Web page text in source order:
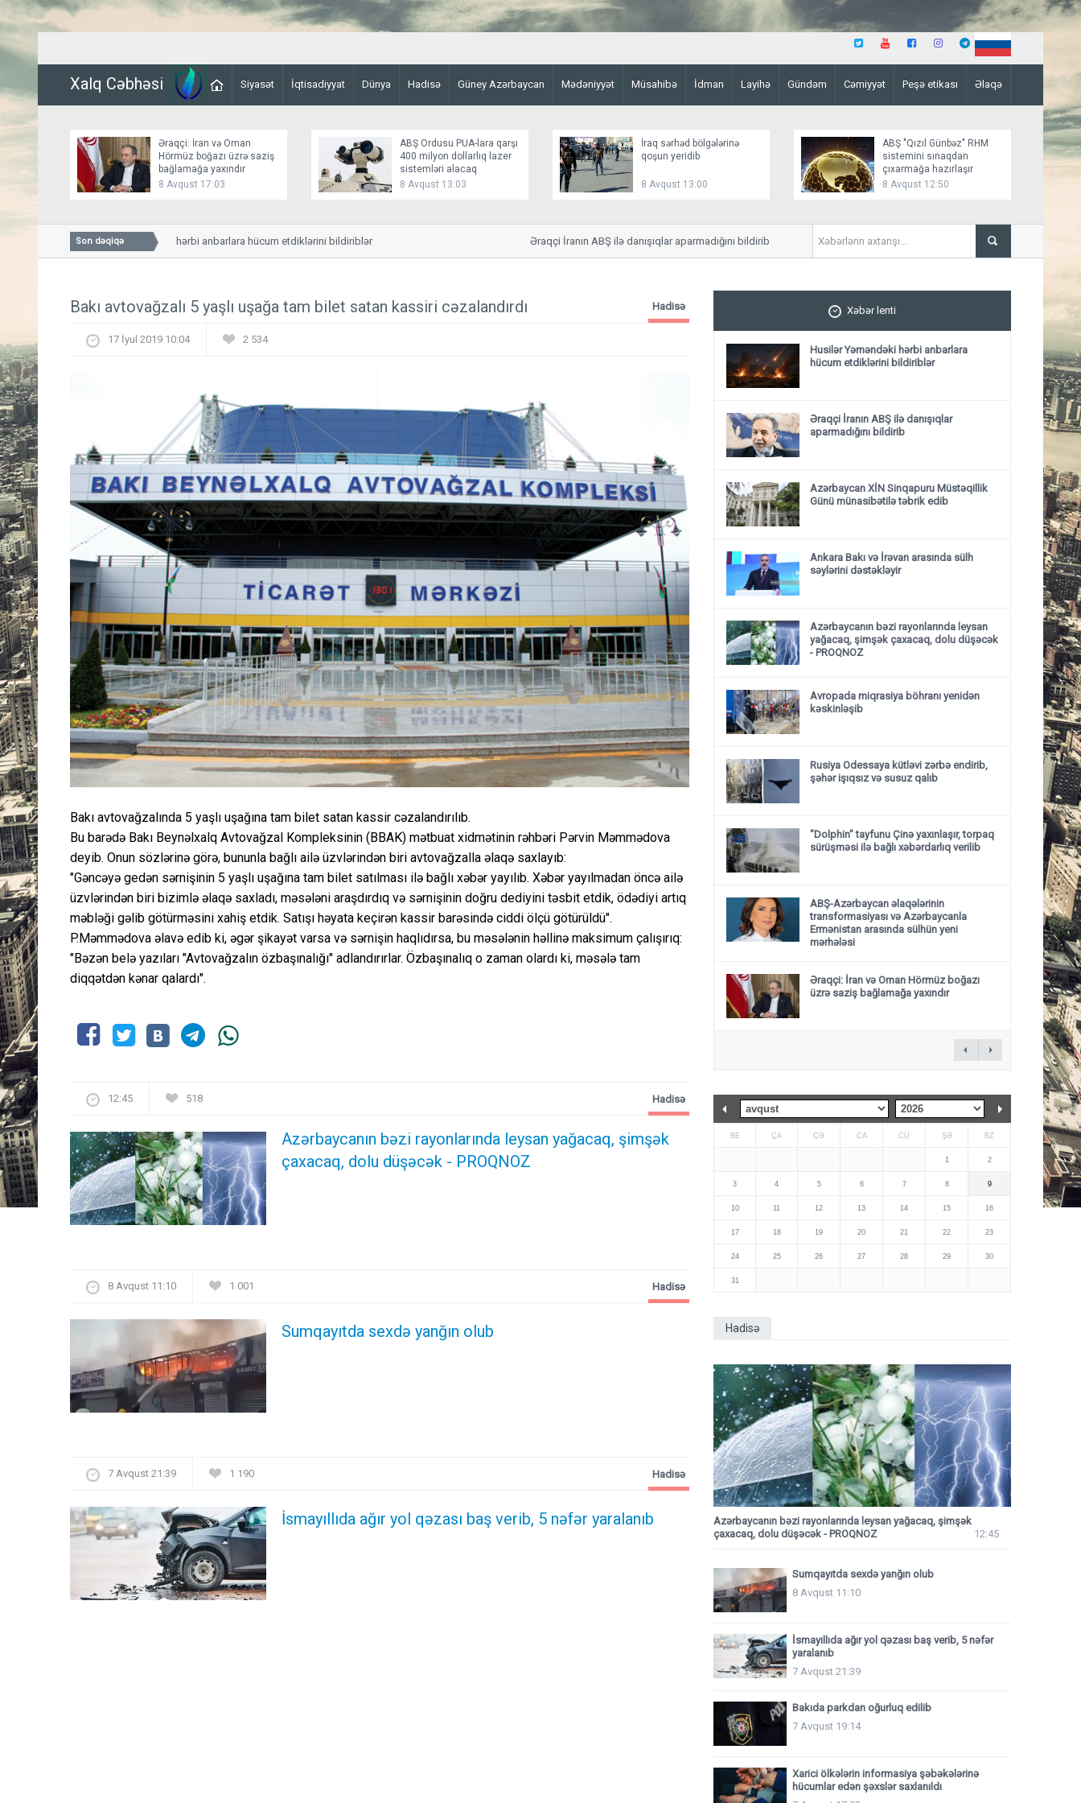
Xalq Cəbhəsi Siyasət İqtisadiyyat Dünya Hadisə Güney Azərbaycan Mədəniyyət Müsahibə İdman Layihə Gündəm Cəmiyyət Peşə etikası Əlaqə
Əraqçi: İran və Oman
Hörmüz boğazı üzrə saziş
bağlamağa yaxındır
8 Avqust 17:03
ABŞ Ordusu PUA-lara qarşı
400 milyon dollarlıq lazer
sistemləri alacaq
8 Avqust 13:03
İraq sərhəd bölgələrinə
qoşun yeridib
8 Avqust 13:00
ABŞ "Qızıl Günbəz" RHM
sistemini sınaqdan
çıxarmağa hazırlaşır
8 Avqust 12:50
Son dəqiqə
Husilər Yəməndəki hərbi anbarlara hücum etdiklərini bildiriblər Əraqçi İranın ABŞ ilə danışıqlar aparmadığını bildirib Azərbaycan XİN
Bakı avtovağzalı 5 yaşlı uşağa tam bilet satan kassiri cəzalandırdı Hadisə
17 İyul 2019 10:04 2 534
Bakı avtovağzalında 5 yaşlı uşağına tam bilet satan kassir cəzalandırılıb.
Bu barədə Bakı Beynəlxalq Avtovağzal Kompleksinin (BBAK) mətbuat xidmətinin rəhbəri Pərvin Məmmədova
deyib. Onun sözlərinə görə, bununla bağlı ailə üzvlərindən biri avtovağzalla əlaqə saxlayıb:
"Gəncəyə gedən sərnişinin 5 yaşlı uşağına tam bilet satılması ilə bağlı xəbər yayılıb. Xəbər yayılmadan öncə ailə
üzvlərindən biri bizimlə əlaqə saxladı, məsələni araşdırdıq və sərnişinin doğru dediyini təsbit etdik, ödədiyi artıq
məbləği gəlib götürməsini xahiş etdik. Satışı həyata keçirən kassir barəsində ciddi ölçü götürüldü".
P.Məmmədova əlavə edib ki, əgər şikayət varsa və sərnişin haqlıdırsa, bu məsələnin həllinə maksimum çalışırıq:
"Bəzən belə yazıları "Avtovağzalın özbaşınalığı" adlandırırlar. Özbaşınalıq o zaman olardı ki, məsələ tam
diqqətdən kənar qalardı".
12:45 518
Azərbaycanın bəzi rayonlarında leysan yağacaq, şimşək
çaxacaq, dolu düşəcək - PROQNOZ
Hadisə
8 Avqust 11:10 1 001
Sumqayıtda sexdə yanğın olub
Hadisə
7 Avqust 21:39 1 190
İsmayıllıda ağır yol qəzası baş verib, 5 nəfər yaralanıb
Hadisə
Xəbər lenti
Husilər Yəməndəki hərbi anbarlara
hücum etdiklərini bildiriblər
Əraqçi İranın ABŞ ilə danışıqlar
aparmadığını bildirib
Azərbaycan XİN Sinqapuru Müstəqillik
Günü münasibətilə təbrik edib
Ankara Bakı və İrəvan arasında sülh
səylərini dəstəkləyir
Azərbaycanın bəzi rayonlarında leysan
yağacaq, şimşək çaxacaq, dolu düşəcək
- PROQNOZ
Avropada miqrasiya böhranı yenidən
kəskinləşib
Rusiya Odessaya kütləvi zərbə endirib,
şəhər işıqsız və susuz qalıb
"Dolphin" tayfunu Çinə yaxınlaşır, torpaq
sürüşməsi ilə bağlı xəbərdarlıq verilib
ABŞ-Azərbaycan əlaqələrinin
transformasiyası və Azərbaycanla
Ermənistan arasında sülhün yeni
mərhələsi
Əraqçi: İran və Oman Hörmüz boğazı
üzrə saziş bağlamağa yaxındır
BE ÇA ÇƏ CA CÜ ŞƏ BZ
1 2
3 4 5 6 7 8 9
10 11 12 13 14 15 16
17 18 19 20 21 22 23
24 25 26 27 28 29 30
31
Hadisə
Azərbaycanın bəzi rayonlarında leysan yağacaq, şimşək
çaxacaq, dolu düşəcək - PROQNOZ
12:45
Sumqayıtda sexdə yanğın olub
8 Avqust 11:10
İsmayıllıda ağır yol qəzası baş verib, 5 nəfər
yaralanıb
7 Avqust 21:39
Bakıda parkdan oğurluq edilib
7 Avqust 19:14
Xarici ölkələrin informasiya şəbəkələrinə
hücumlar edən şəxslər saxlanıldı